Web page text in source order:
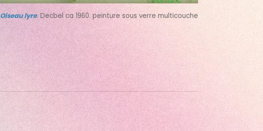
Oiseau lyre. Decbelca 1960. peinture sous verre multicouche